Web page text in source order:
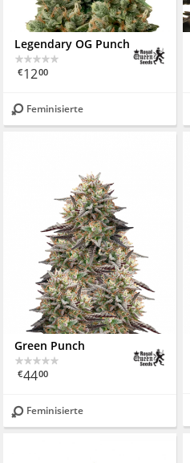
Legendary OG Punch
€1200
Feminisierte
Green Punch
€4400
Feminisierte